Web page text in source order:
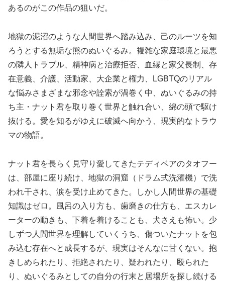
あるのがこの作品の狙いだ。
地獄の泥沼のような人間世界へ踏み込み、己のルーツを知
ろうとする無垢な熊のぬいぐるみ。複雑な家庭環境と最悪
の隣人トラブル、精神病と治療拒否、血縁と家父長制、存
在意義、介護、活動家、大企業と権力、LGBTQのリアル
な悩みさまざまな邪念や詮索が渦巻く中、ぬいぐるみの持
ち主・ナット君を取り巻く世界と触れ合い、綿の頭で駆け
抜ける。愛を知るがゆえに破滅へ向かう、現実的なトラウ
マの物語。
ナット君を長らく見守り愛してきたテディベアのタオフー
は、部屋に座り続け、地獄の洞窟（ドラム式洗濯機）で洗
われ干され、涙を受け止めてきた。しかし人間世界の基礎
知識はゼロ。風呂の入り方も、歯磨きの仕方も、エスカレ
ーターの動きも、下着を着けることも、犬さえも怖い。少
しずつ人間世界を理解していくうち、傷ついたナットを包
み込む存在へと成長するが、現実はそんなに甘くない。抱
きしめられたり、拒絶されたり、疑われたり、殴られた
り、ぬいぐるみとしての自分の行末と居場所を探し続ける